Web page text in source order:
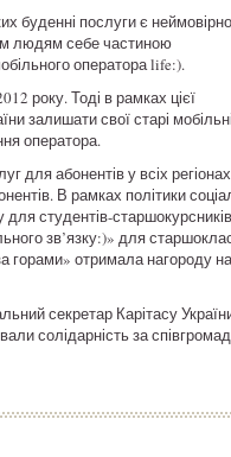
буденні послуги є
людям себе частиною
оператора life:).
року. Тоді в рамках цієї
залишати свої старі мобільні
оператора.
для абонентів у всіх регіонах
В рамках політики
для студентів-старшокурсників
зв’язку:)» для
горами» отримала нагороду на
секретар Карітасу
солідарність за